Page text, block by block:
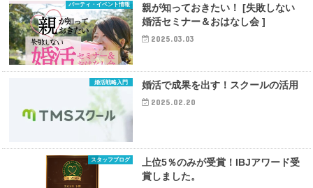
パーティ・イベント情報
親が知っておきたい！ [失敗しない
婚活セミナー＆おはなし会 ]
2025.03.03
婚活戦略入門 婚活で成果を出す！スクールの活用
2025.02.20
スタッフブログ
上位5％のみが受賞！IBJアワード受
賞しました。